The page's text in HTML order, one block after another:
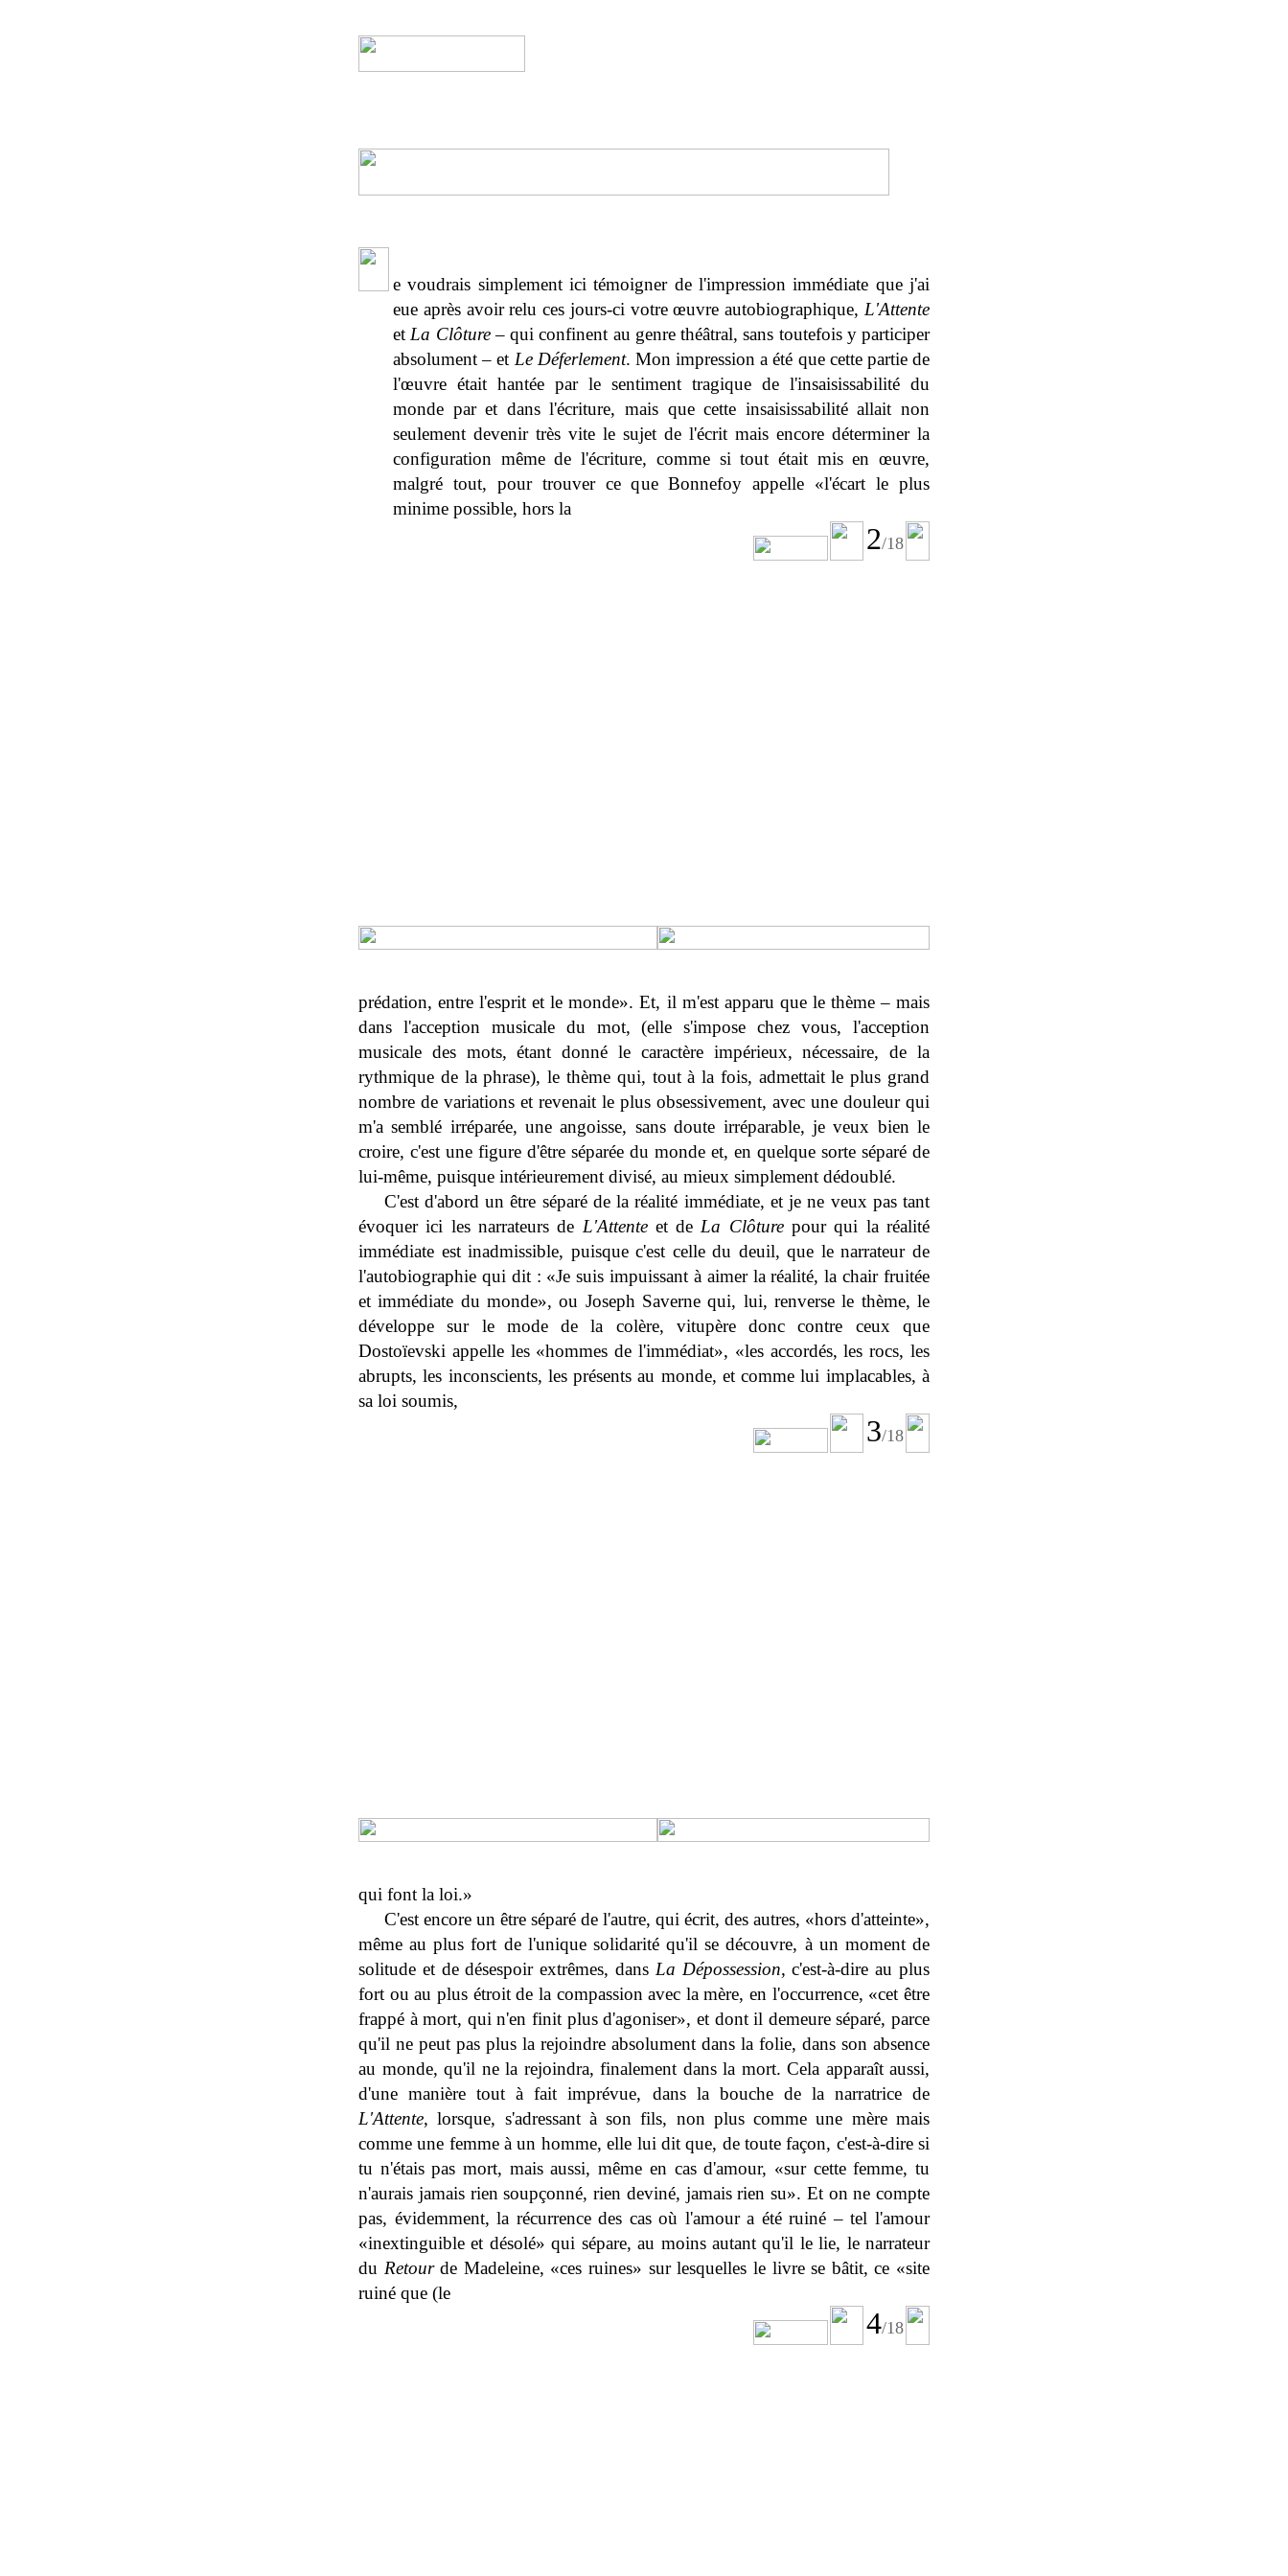
e voudrais simplement ici témoigner de l'impression immédiate que j'ai
eue après avoir relu ces jours-ci votre œuvre autobiographique, L'Attente
et La Clôture– qui confinent au genre théâtral, sans toutefois y participer
absolument – et Le Déferlement. Mon impression a été que cette partie de
l'œuvre était hantée par le sentiment tragique de l'insaisissabilité du
monde par et dans l'écriture, mais que cette insaisissabilité allait non
seulement devenir très vite le sujet de l'écrit mais encore déterminer la
configuration même de l'écriture, comme si tout était mis en œuvre,
malgré tout, pour trouver ce que Bonnefoy appelle «l'écart le plus
minime possible, hors la
2/18
prédation, entre l'esprit et le monde». Et, il m'est apparu que le thème – mais
dans l'acception musicale du mot, (elle s'impose chez vous, l'acception
musicale des mots, étant donné le caractère impérieux, nécessaire, de la
rythmique de la phrase), le thème qui, tout à la fois, admettait le plus grand
nombre de variations et revenait le plus obsessivement, avec une douleur qui
m'a semblé irréparée, une angoisse, sans doute irréparable, je veux bien le
croire, c'est une figure d'être séparée du monde et, en quelque sorte séparé de
lui-même, puisque intérieurement divisé, au mieux simplement dédoublé.
C'est d'abord un être séparé de la réalité immédiate, et je ne veux pas tant
évoquer ici les narrateurs de L'Attenteet de La Clôturepour qui la réalité
immédiate est inadmissible, puisque c'est celle du deuil, que le narrateur de
l'autobiographie qui dit : «Je suis impuissant à aimer la réalité, la chair fruitée
et immédiate du monde», ou Joseph Saverne qui, lui, renverse le thème, le
développe sur le mode de la colère, vitupère donc contre ceux que
Dostoïevski appelle les «hommes de l'immédiat», «les accordés, les rocs, les
abrupts, les inconscients, les présents au monde, et comme lui implacables, à
sa loi soumis,
3/18
qui font la loi.»
C'est encore un être séparé de l'autre, qui écrit, des autres, «hors d'atteinte»,
même au plus fort de l'unique solidarité qu'il se découvre, à un moment de
solitude et de désespoir extrêmes, dans La Dépossession, c'est-à-dire au plus
fort ou au plus étroit de la compassion avec la mère, en l'occurrence, «cet être
frappé à mort, qui n'en finit plus d'agoniser», et dont il demeure séparé, parce
qu'il ne peut pas plus la rejoindre absolument dans la folie, dans son absence
au monde, qu'il ne la rejoindra, finalement dans la mort. Cela apparaît aussi,
d'une manière tout à fait imprévue, dans la bouche de la narratrice de
L'Attente, lorsque, s'adressant à son fils, non plus comme une mère mais
comme une femme à un homme, elle lui dit que, de toute façon, c'est-à-dire si
tu n'étais pas mort, mais aussi, même en cas d'amour, «sur cette femme, tu
n'aurais jamais rien soupçonné, rien deviné, jamais rien su». Et on ne compte
pas, évidemment, la récurrence des cas où l'amour a été ruiné – tel l'amour
«inextinguible et désolé» qui sépare, au moins autant qu'il le lie, le narrateur
du Retourde Madeleine, «ces ruines» sur lesquelles le livre se bâtit, ce «site
ruiné que (le
4/18